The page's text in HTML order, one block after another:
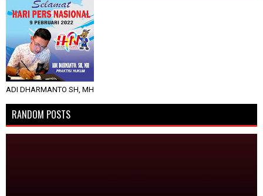
ADI DHARMANTO SH, MH
RANDOM POSTS